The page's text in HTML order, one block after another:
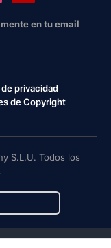
en tu email
privacidad
de Copyright
S.L.U. Todos los